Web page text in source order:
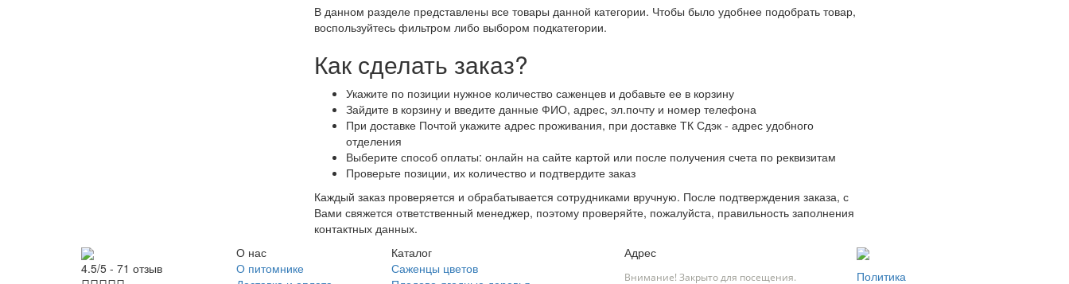
В данном разделе представлены все товары данной категории. Чтобы было удобнее подобрать товар,
воспользуйтесь фильтром либо выбором подкатегории.
Как сделать заказ?
Укажите по позиции нужное количество саженцев и добавьте ее в корзину
Зайдите в корзину и введите данные ФИО, адрес, эл.почту и номер телефона
При доставке Почтой укажите адрес проживания, при доставке ТК Сдэк - адрес удобного
отделения
Выберите способ оплаты: онлайн на сайте картой или после получения счета по реквизитам
Проверьте позиции, их количество и подтвердите заказ
Каждый заказ проверяется и обрабатывается сотрудниками вручную. После подтверждения заказа, с
Вами свяжется ответственный менеджер, поэтому проверяйте, пожалуйста, правильность заполнения
контактных данных.
4.5/5 - 71 отзыв
О нас
О питомнике
Каталог
Саженцы цветов
Адрес
Внимание! Закрыто для посещения.
Политика